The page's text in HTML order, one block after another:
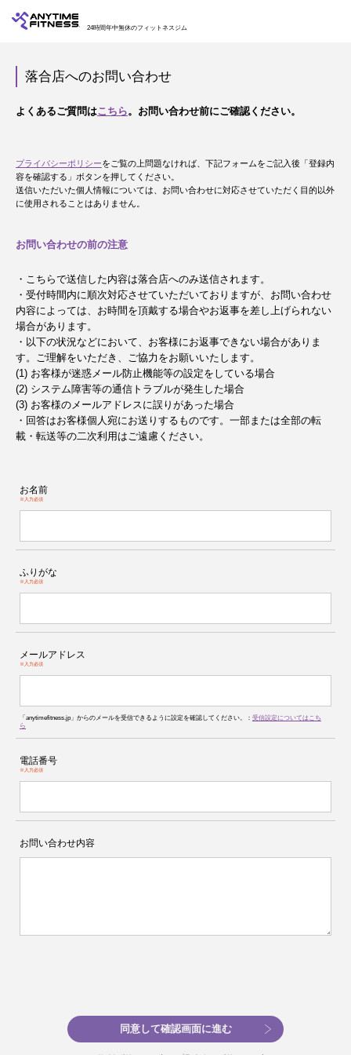
24時間年中無休のフィットネスジム
落合店へのお問い合わせ
よくあるご質問はこちら。お問い合わせ前にご確認ください。
プライバシーポリシーをご覧の上問題なければ、下記フォームをご記入後「登録内
容を確認する」ボタンを押してください。
送信いただいた個人情報については、お問い合わせに対応させていただく目的以外
に使用されることはありません。
お問い合わせの前の注意
・こちらで送信した内容は落合店へのみ送信されます。
・受付時間内に順次対応させていただいておりますが、お問い合わせ
内容によっては、お時間を頂戴する場合やお返事を差し上げられない
場合があります。
・以下の状況などにおいて、お客様にお返事できない場合がありま
す。ご理解をいただき、ご協力をお願いいたします。
(1) お客様が迷惑メール防止機能等の設定をしている場合
(2) システム障害等の通信トラブルが発生した場合
(3) お客様のメールアドレスに誤りがあった場合
・回答はお客様個人宛にお送りするものです。一部または全部の転
載・転送等の二次利用はご遠慮ください。
お名前
※入力必須
ふりがな
※入力必須
メールアドレス
※入力必須
「anytimefitness.jp」からのメールを受信できるように設定を確認してください。： 受信設定についてはこち
ら
電話番号
※入力必須
お問い合わせ内容